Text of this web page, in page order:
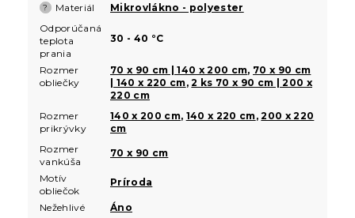
? Materiál
Mikrovlákno - polyester
Odporúčaná
teplota
prania
30 - 40 °C
Rozmer
obliečky
70 x 90 cm | 140 x 200 cm, 70 x 90 cm
| 140 x 220 cm,2 ks 70 x 90 cm | 200 x
220 cm
Rozmer
prikrývky
140 x 200 cm, 140 x 220 cm,200 x 220
cm
Rozmer
vankúša
70 x 90 cm
Motív
obliečok
Príroda
Nežehlivé
Áno